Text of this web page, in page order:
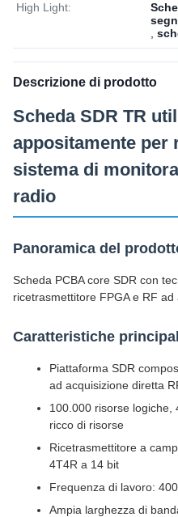
High Light:
Descrizione di prodotto
Scheda SDR TR
appositamente per
sistema di
radio
Panoramica del
Scheda PCBA core SDR con
ricetrasmettitore FPGA e RF ad
Caratteristiche
Piattaforma SDR
ad acquisizione diretta
100.000 risorse logiche,
ricco di risorse
Ricetrasmettitore a
4T4R a 14 bit
Frequenza di lavoro:
Ampia larghezza di